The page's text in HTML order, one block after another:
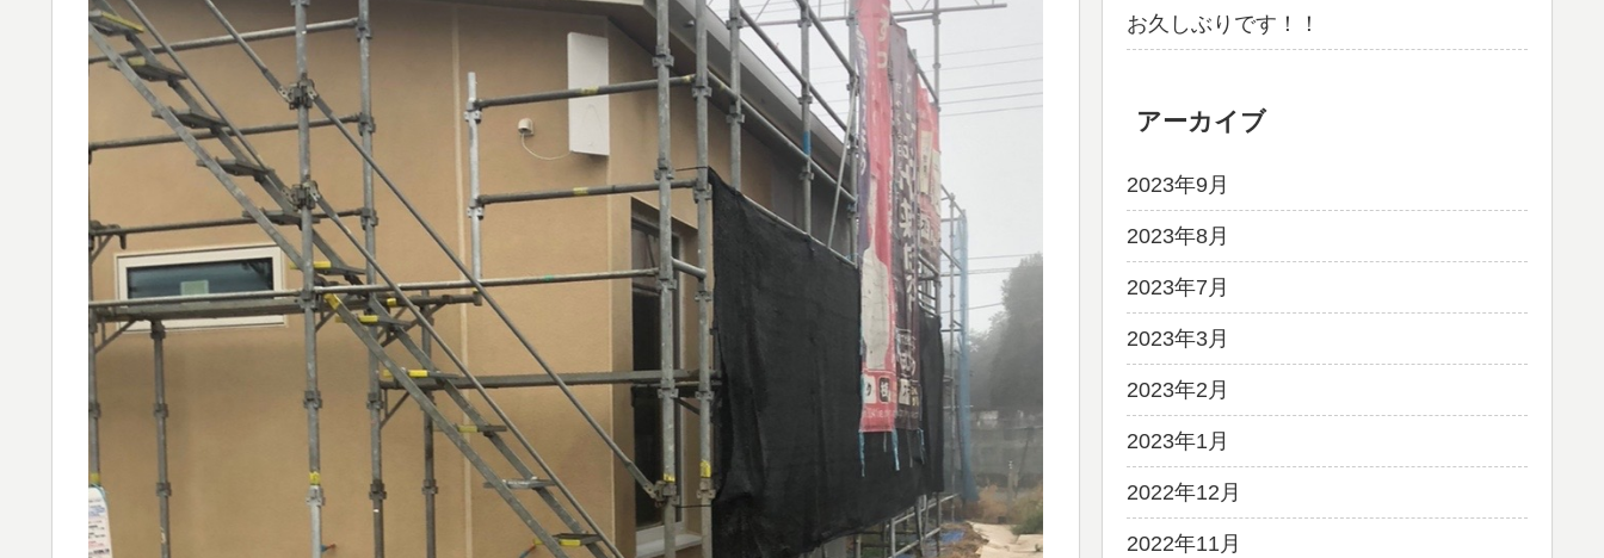
お久しぶりです！！
アーカイブ
2023年9月
2023年8月
2023年7月
2023年3月
2023年2月
2023年1月
2022年12月
2022年11月